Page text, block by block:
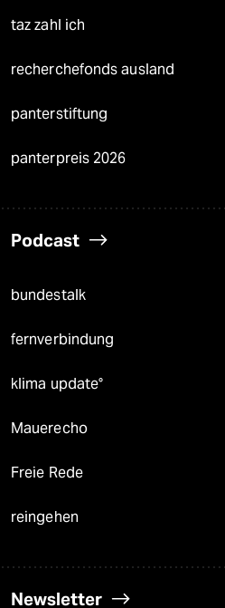
taz zahl ich
recherchefonds ausland
panterstiftung
panterpreis 2026
Podcast
bundestalk
fernverbindung
klima update°
Mauerecho
Freie Rede
reingehen
Newsletter